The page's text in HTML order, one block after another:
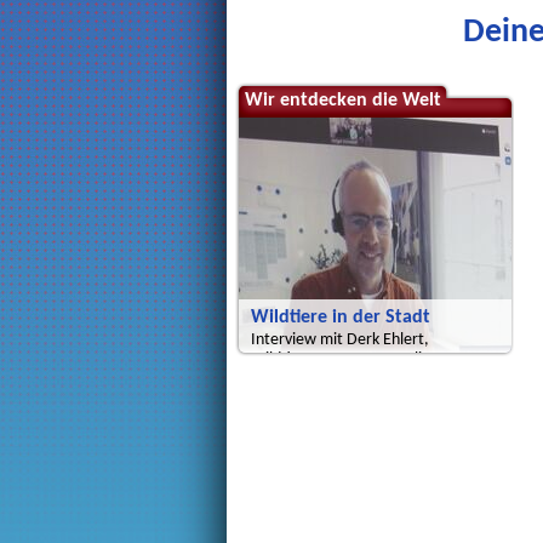
Wir entdecken die Welt
Wildtiere in der Stadt
Interview mit Derk Ehlert,
Wildtierexperte von Berlin